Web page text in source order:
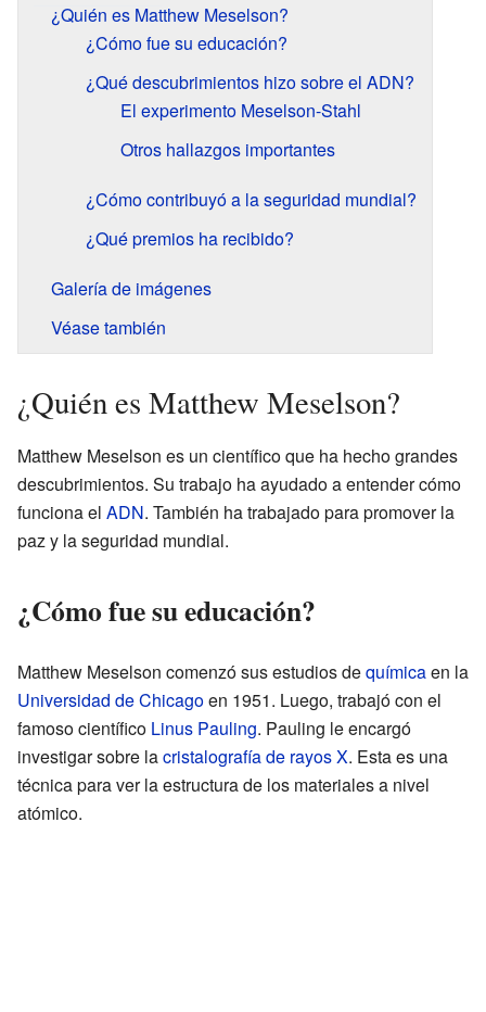
¿Quién es Matthew Meselson?
¿Cómo fue su educación?
¿Qué descubrimientos hizo sobre el ADN?
El experimento Meselson-Stahl
Otros hallazgos importantes
¿Cómo contribuyó a la seguridad mundial?
¿Qué premios ha recibido?
Galería de imágenes
Véase también
¿Quién es Matthew Meselson?
Matthew Meselson es un científico que ha hecho grandes
descubrimientos. Su trabajo ha ayudado a entender cómo
funciona el ADN. También ha trabajado para promover la
paz y la seguridad mundial.
¿Cómo fue su educación?
Matthew Meselson comenzó sus estudios dequímicaen la
Universidad de Chicagoen 1951. Luego, trabajó con el
famoso científico Linus Pauling. Pauling le encargó
investigar sobre lacristalografía de rayos X. Esta es una
técnica para ver la estructura de los materiales a nivel
atómico.